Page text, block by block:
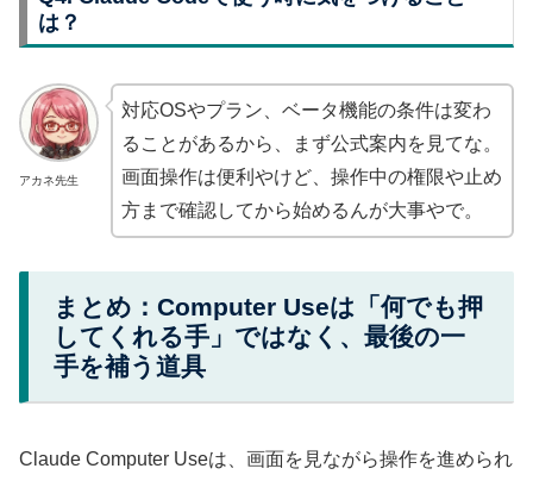
は？
アカネ先生
対応OSやプラン、ベータ機能の条件は変わ
ることがあるから、まず公式案内を見てな。
画面操作は便利やけど、操作中の権限や止め
方まで確認してから始めるんが大事やで。
まとめ：Computer Useは「何でも押
してくれる手」ではなく、最後の一
手を補う道具
Claude Computer Useは、画面を見ながら操作を進められ